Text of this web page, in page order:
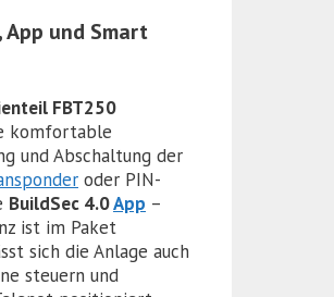
und Smart
FBT250
komfortable
und Abschaltung der
oder PIN-
BuildSec 4.0App –
ist im Paket
sich die Anlage auch
steuern und